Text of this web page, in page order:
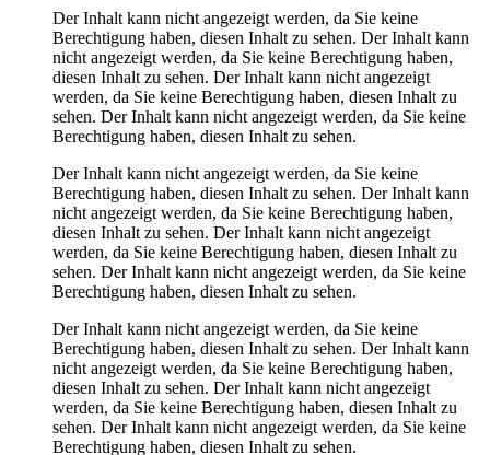
Der Inhalt kann nicht angezeigt werden, da Sie keine
Berechtigung haben, diesen Inhalt zu sehen. Der Inhalt kann
nicht angezeigt werden, da Sie keine Berechtigung haben,
diesen Inhalt zu sehen. Der Inhalt kann nicht angezeigt
werden, da Sie keine Berechtigung haben, diesen Inhalt zu
sehen. Der Inhalt kann nicht angezeigt werden, da Sie keine
Berechtigung haben, diesen Inhalt zu sehen.
Der Inhalt kann nicht angezeigt werden, da Sie keine
Berechtigung haben, diesen Inhalt zu sehen. Der Inhalt kann
nicht angezeigt werden, da Sie keine Berechtigung haben,
diesen Inhalt zu sehen. Der Inhalt kann nicht angezeigt
werden, da Sie keine Berechtigung haben, diesen Inhalt zu
sehen. Der Inhalt kann nicht angezeigt werden, da Sie keine
Berechtigung haben, diesen Inhalt zu sehen.
Der Inhalt kann nicht angezeigt werden, da Sie keine
Berechtigung haben, diesen Inhalt zu sehen. Der Inhalt kann
nicht angezeigt werden, da Sie keine Berechtigung haben,
diesen Inhalt zu sehen. Der Inhalt kann nicht angezeigt
werden, da Sie keine Berechtigung haben, diesen Inhalt zu
sehen. Der Inhalt kann nicht angezeigt werden, da Sie keine
Berechtigung haben, diesen Inhalt zu sehen.